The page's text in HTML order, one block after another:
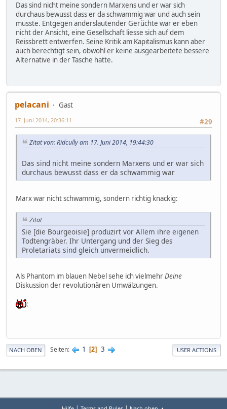
Das sind nicht meine sondern Marxens und er war sich
durchaus bewusst dass er da schwammig war und auch sein
musste. Entgegen anderslautender Gerüchte war er eben
nicht der Ansicht, eine Gesellschaft liesse sich auf dem
Reissbrett entwerfen. Seine Kritik am Kapitalismus kann aber
auch berechtigt sein, obwohl er keine ausgearbeitete bessere
Alternative in der Tasche hatte.
pelacani
Gast
#29
17. Juni 2014, 20:36:11
Zitat von: Ridcully am 17. Juni 2014, 19:44:30
Das sind nicht meine sondern Marxens und er war sich
durchaus bewusst dass er da schwammig war
Marx war nicht schwammig, sondern richtig knackig:
Zitat
Sie [die Bourgeoisie] produzirt vor Allem ihre eigenen
Todtengräber. Ihr Untergang und der Sieg des
Proletariats sind gleich unvermeidlich.
Als Phantom im blauen Nebel sehe ich vielmehrDeine
Diskussion der revolutionären Umwälzungen.
:
NACH OBEN Seiten 1 2 3 USER ACTIONS